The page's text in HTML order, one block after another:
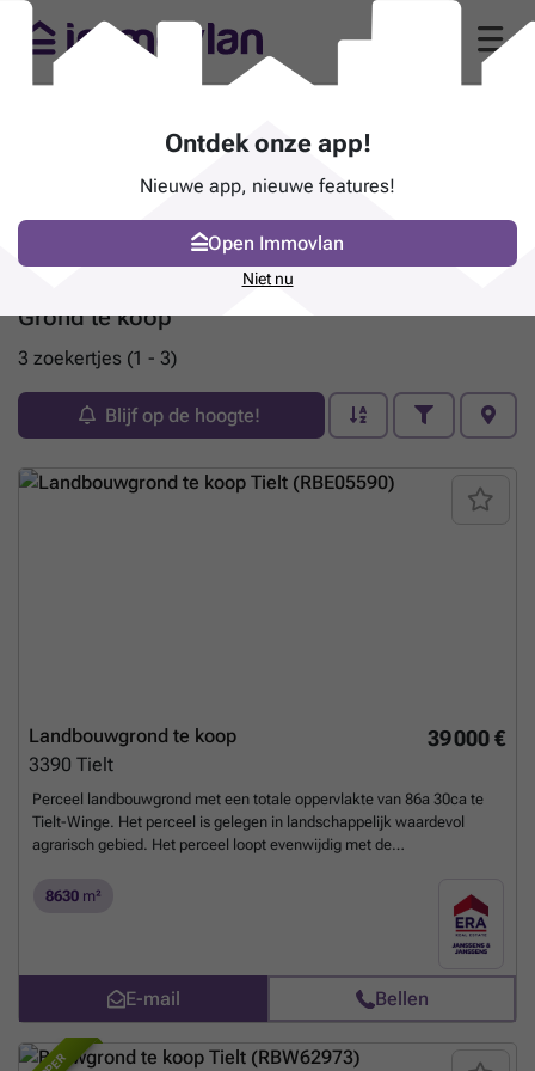
Grond te koop
3 zoekertjes (1 - 3)
Blijf op de hoogte!
39 000 €
Landbouwgrond te koop
3390 Tielt
Perceel landbouwgrond met een totale oppervlakte van 86a 30ca te
Tielt-Winge. Het perceel is gelegen in landschappelijk waardevol
agrarisch gebied. Het perceel loopt evenwijdig met de
huisnummer 14. Momenteel wordt de grond verpacht. Bel snel voor
8630 m²
E-mail Bellen
Ontdek onze app!
Nieuwe app, nieuwe features!
Open Immovlan
Niet nu